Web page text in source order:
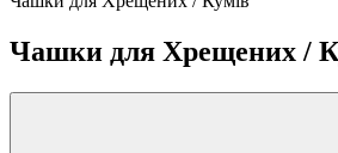
Чашки для Хрещених /